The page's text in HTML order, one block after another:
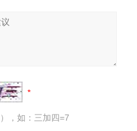
，如：三加四=7